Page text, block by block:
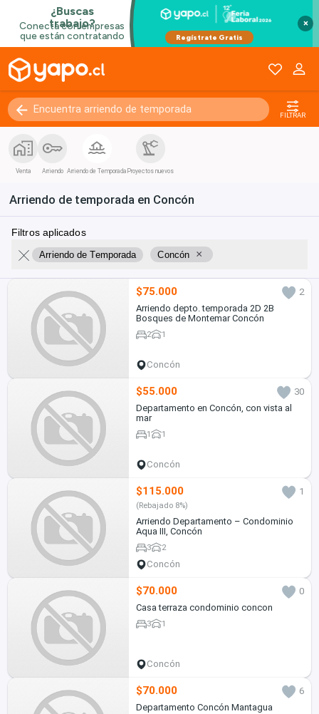
×
FILTRAR
Venta Arriendo Arriendo de Temporada Proyectos nuevos
Arriendo de temporada en Concón
Filtros aplicados
Arriendo de Temporada Concón ×
$75.000
2
Arriendo depto. temporada 2D 2B
Bosques de Montemar Concón
2 1
Concón
$55.000
30
Departamento en Concón, con vista al
mar
1 1
Concón
$115.000 1
(Rebajado 8%)
Arriendo Departamento – Condominio
Aqua III, Concón
3 2
Concón
$70.000
0
Casa terraza condominio concon
3 1
Concón
$70.000
6
Departamento Concón Mantagua